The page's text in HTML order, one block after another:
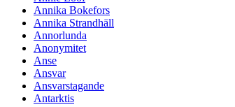
Annika Bokefors
Annika Strandhäll
Annorlunda
Anonymitet
Anse
Ansvar
Ansvarstagande
Antarktis